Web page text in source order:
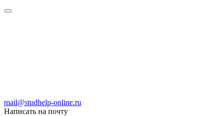
mail@studhelp-online.ru
Написать на почту